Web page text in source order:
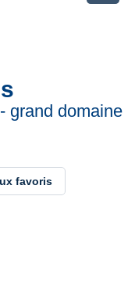
grand domaine
favoris